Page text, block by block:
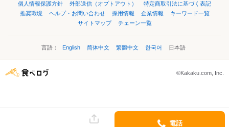
個人情報保護方針
外部送信（オプトアウト）
特定商取引法に基づく表記
推奨環境
ヘルプ・お問い合わせ 採用情報 企業情報
キーワード一覧
サイトマップ
チェーン一覧
言語： English 简体中文 繁體中文 한국어 日本語
©Kakaku.com, Inc.
電話